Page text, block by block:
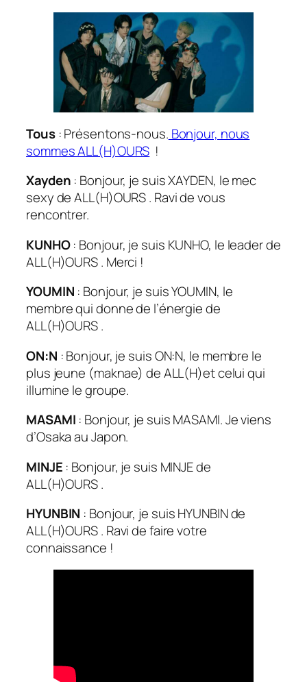
Tous: Présentons-nous. Bonjour, nous
sommes ALL(H)OURS !
Xayden : Bonjour, je suis XAYDEN, le mec
sexy de ALL(H)OURS . Ravi de vous
rencontrer.
KUNHO: Bonjour, je suis KUNHO, le leader de
ALL(H)OURS . Merci !
YOUMIN : Bonjour, je suis YOUMIN, le
membre qui donne de l’énergie de
ALL(H)OURS .
ON:N : Bonjour, je suis ON:N, le membre le
plus jeune (maknae) de ALL(H)et celui qui
illumine le groupe.
MASAMI : Bonjour, je suis MASAMI. Je viens
d’Osaka au Japon.
MINJE : Bonjour, je suis MINJE de
ALL(H)OURS .
HYUNBIN : Bonjour, je suis HYUNBIN de
ALL(H)OURS . Ravi de faire votre
connaissance !